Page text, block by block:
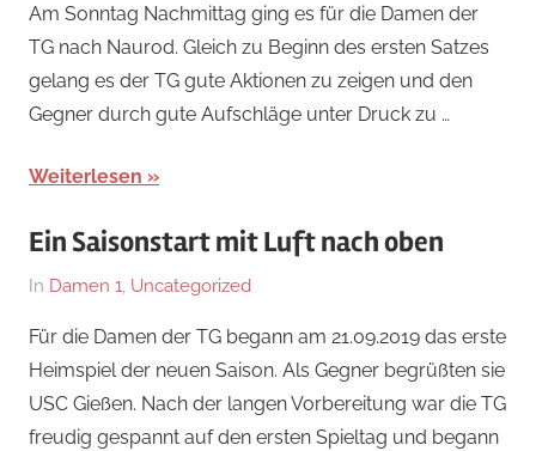
Januar
2020
Dietz
Am Sonntag Nachmittag ging es für die Damen der
TG nach Naurod. Gleich zu Beginn des ersten Satzes
gelang es der TG gute Aktionen zu zeigen und den
Gegner durch gute Aufschläge unter Druck zu …
Weiterlesen
Ein Saisonstart mit Luft nach oben
Am
September
2019
Von
Dietz
In Damen 1, Uncategorized
Für die Damen der TG begann am 21.09.2019 das erste
Heimspiel der neuen Saison. Als Gegner begrüßten sie
USC Gießen. Nach der langen Vorbereitung war die TG
freudig gespannt auf den ersten Spieltag und begann